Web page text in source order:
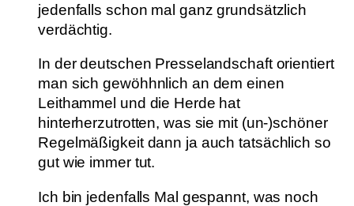
jedenfalls schon mal ganz grundsätzlich
verdächtig.
In der deutschen Presselandschaft orientiert
man sich gewöhhnlich an dem einen
Leithammel und die Herde hat
hinterherzutrotten, was sie mit (un-)schöner
Regelmäßigkeit dann ja auch tatsächlich so
gut wie immer tut.
Ich bin jedenfalls Mal gespannt, was noch